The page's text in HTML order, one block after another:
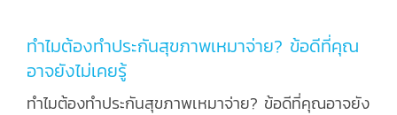
ทำไมต้องทำประกันสุขภาพเหมาจ่าย? ข้อดีที่คุณ
อาจยังไม่เคยรู้
ทำไมต้องทำประกันสุขภาพเหมาจ่าย? ข้อดีที่คุณอาจยัง